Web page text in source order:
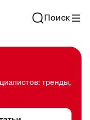
Поиск
тренды,